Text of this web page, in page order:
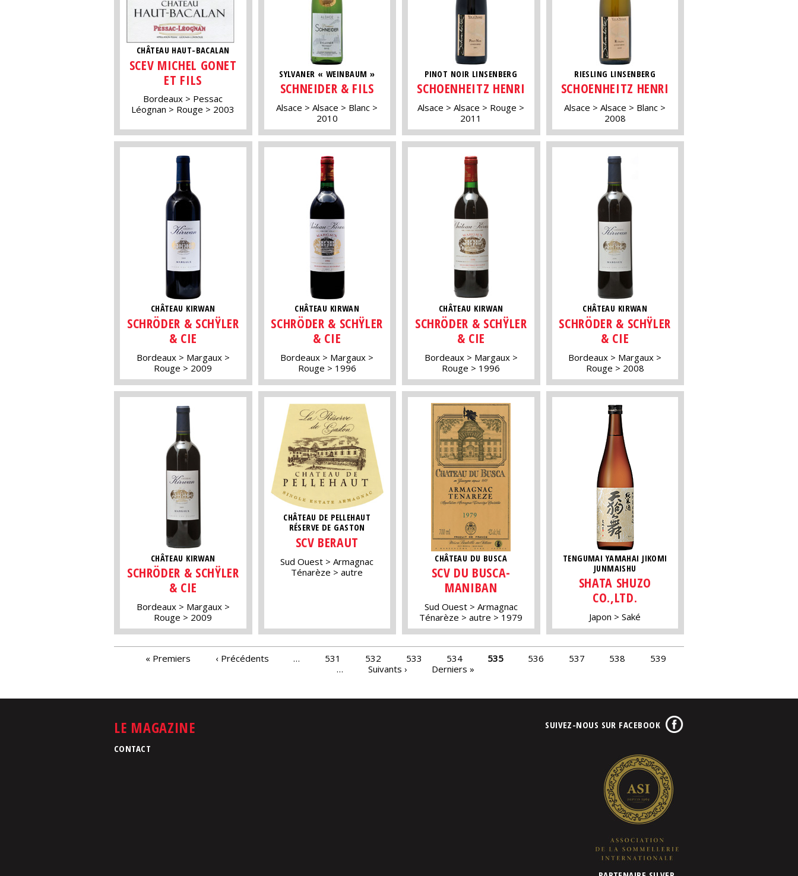
CHÂTEAU HAUT-BACALAN
SCEV MICHEL GONET
ET FILS
Bordeaux
Pessac
Léognan
Rouge 2003
SYLVANER « WEINBAUM »
SCHNEIDER & FILS
Alsace Alsace
Blanc
2010
PINOT NOIR LINSENBERG
SCHOENHEITZ HENRI
Alsace Alsace
Rouge
2011
RIESLING LINSENBERG
SCHOENHEITZ HENRI
Alsace Alsace
Blanc
2008
CHÂTEAU KIRWAN
SCHRÖDER & SCHŸLER
& CIE
Bordeaux
Margaux
Rouge
2009
CHÂTEAU KIRWAN
SCHRÖDER & SCHŸLER
& CIE
Bordeaux
Margaux
Rouge
1996
CHÂTEAU KIRWAN
SCHRÖDER & SCHŸLER
& CIE
Bordeaux
Margaux
Rouge
1996
CHÂTEAU KIRWAN
SCHRÖDER & SCHŸLER
& CIE
Bordeaux
Margaux
Rouge
2008
CHÂTEAU KIRWAN
SCHRÖDER & SCHŸLER
& CIE
Bordeaux
Margaux
Rouge
2009
CHÂTEAU DE PELLEHAUT
RÉSERVE DE GASTON
SCV BERAUT
Sud Ouest
Armagnac
Ténarèze
autre
CHÂTEAU DU BUSCA
SCV DU BUSCA-
MANIBAN
Sud Ouest
Armagnac
Ténarèze
autre 1979
TENGUMAI YAMAHAI JIKOMI
JUNMAISHU
SHATA SHUZO
CO.,LTD.
Japon Saké
PAGES« Premiers ‹ Précédents … 531 532 533 534 535 536 537 538
539
…
Suivants › Derniers »
LE MAGAZINE
CONTACT
SUIVEZ-NOUS SUR FACEBOOK